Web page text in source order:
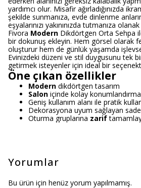
yardımcı olur. Misafir ağırladığınızda
şekilde sunmanıza, evde dinlenme
eşyalarınızı yakınınızda tutmanıza olanak
Fivora Modern Dikdörtgen Orta Sehpa
bir dokunuş ekleyin. Hem görsel olarak
oluşturur hem de günlük yaşamda
Evinizdeki düzeni ve stil duygusunu tek
getirmek isteyenler için ideal bir
Öne çıkan özellikler
Modern dikdörtgen tasarım
Salon içinde kolay konumlandırma
Geniş kullanım alanı ile pratik
Dekorasyona uyum sağlayan
Oturma gruplarına zarif
Yorumlar
Bu ürün için henüz yorum yapılmamış.